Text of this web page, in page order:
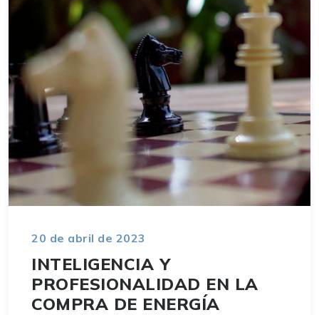
20 de abril de 2023
INTELIGENCIA Y
PROFESIONALIDAD EN LA
COMPRA DE ENERGÍA